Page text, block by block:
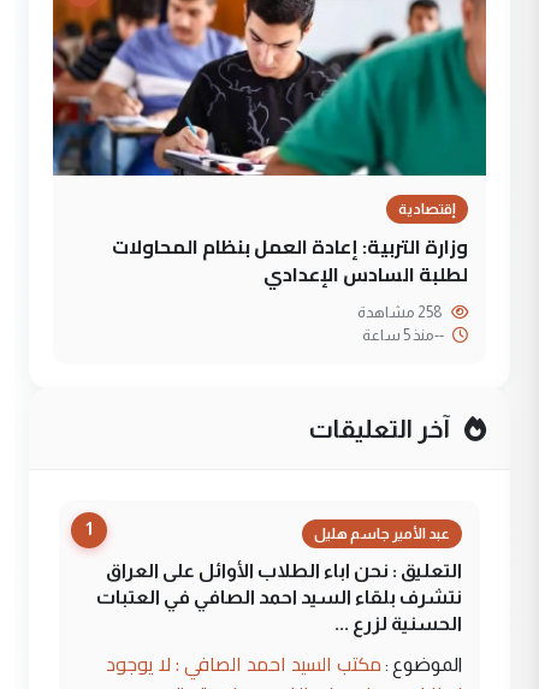
إقتصادية
وزارة التربية: إعادة العمل بنظام المحاولات
لطلبة السادس الإعدادي
--منذ 5 ساعة
آخر التعليقات
1 عبد الأمير جاسم هليل
التعليق : نحن اباء الطلاب الأوائل على العراق
نتشرف بلقاء السيد احمد الصافي في العتبات
الحسنية لزرع ...
الموضوع : مكتب السيد احمد الصافي : لا يوجود